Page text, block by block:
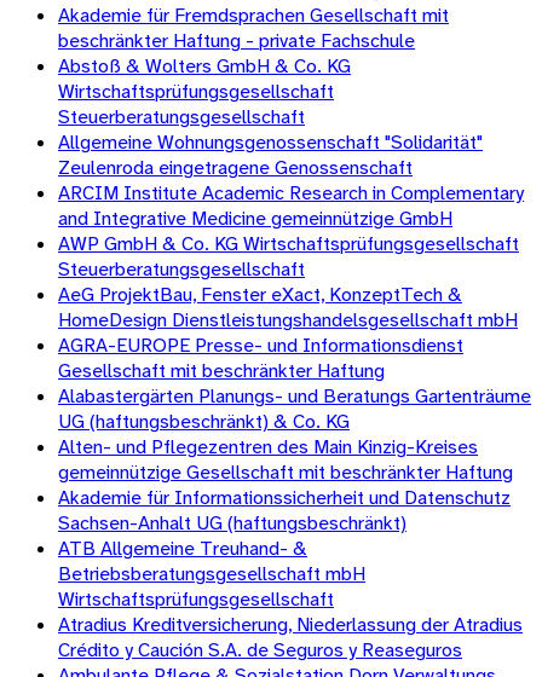
Akademie für Fremdsprachen Gesellschaft mit
beschränkter Haftung - private Fachschule
Abstoß & Wolters GmbH & Co. KG
Wirtschaftsprüfungsgesellschaft
Steuerberatungsgesellschaft
Allgemeine Wohnungsgenossenschaft "Solidarität"
Zeulenroda eingetragene Genossenschaft
ARCIM Institute Academic Research in Complementary
and Integrative Medicine gemeinnützige GmbH
AWP GmbH & Co. KG Wirtschaftsprüfungsgesellschaft
Steuerberatungsgesellschaft
AeG ProjektBau, Fenster eXact, KonzeptTech &
HomeDesign Dienstleistungshandelsgesellschaft mbH
AGRA-EUROPE Presse- und Informationsdienst
Gesellschaft mit beschränkter Haftung
Alabastergärten Planungs- und Beratungs Gartenträume
UG (haftungsbeschränkt) & Co. KG
Alten- und Pflegezentren des Main Kinzig-Kreises
gemeinnützige Gesellschaft mit beschränkter Haftung
Akademie für Informationssicherheit und Datenschutz
Sachsen-Anhalt UG (haftungsbeschränkt)
ATB Allgemeine Treuhand- &
Betriebsberatungsgesellschaft mbH
Wirtschaftsprüfungsgesellschaft
Atradius Kreditversicherung, Niederlassung der Atradius
Crédito y Caución S.A. de Seguros y Reaseguros